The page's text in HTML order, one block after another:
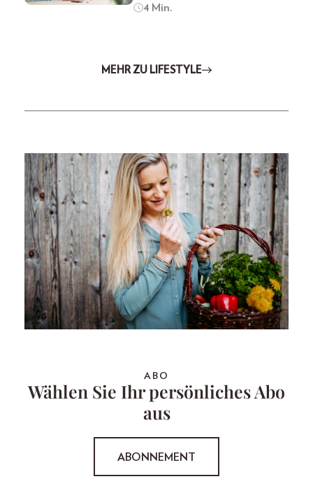
4 Min.
MEHR ZU LIFESTYLE
ABO
Wählen Sie Ihr persönliches Abo
aus
ABONNEMENT